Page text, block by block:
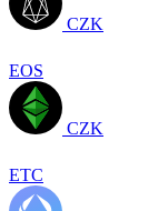
CZK
EOS
CZK
ETC